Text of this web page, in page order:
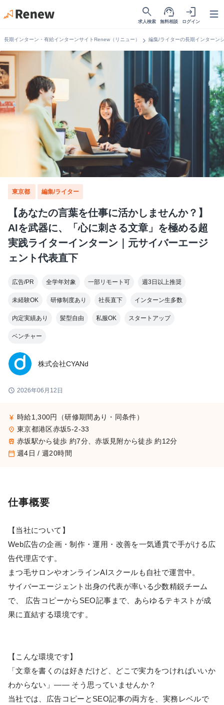
search
求人検索
support_agent
無料相談
login
ログイン
長期インターン・有給インターンサイトRenew（リニュー） chevron_right 編集/ライターの長期インターン
東京都 編集/ライター
【あなたの言葉を仕事に活かしませんか？】
AIを武器に、「心に刺さる文章」を極める超
実践ライターインターン｜元サイバーエージ
ェント代表直下
広告/PR 全学年対象 一部リモート可 週3日以上推奨
未経験OK 研修制度あり 社長直下 インターン生多数
内定実績あり 髪型自由 私服OK スタートアップ
ベンチャー
株式会社CYANd
schedule 2026年06月12日
currency_yen 時給1,300円（研修期間あり・同条件）
place 東京都港区赤坂5-2-33
train 赤坂駅から徒歩 約7分、赤坂見附から徒歩 約12分
calendar_today 週4日 / 週20時間
仕事概要
【当社について】
Web広告の企画・制作・運用・改善を一気通貫で手がける広
告代理店です。
まつ毛サロンやオンラインAIスクールも自社で運営中。
サイバーエージェント出身の代表が率いる少数精鋭チーム
で、 広告コピーからSEO記事まで、あらゆるテキストが成
果に直結する環境です。
【こんな環境です】
「文章を書くのは好きだけど、どこで実力をつければいいか
わからない」—— そう思っていませんか？
当社では、広告コピーとSEO記事の両方を、実務レベルで